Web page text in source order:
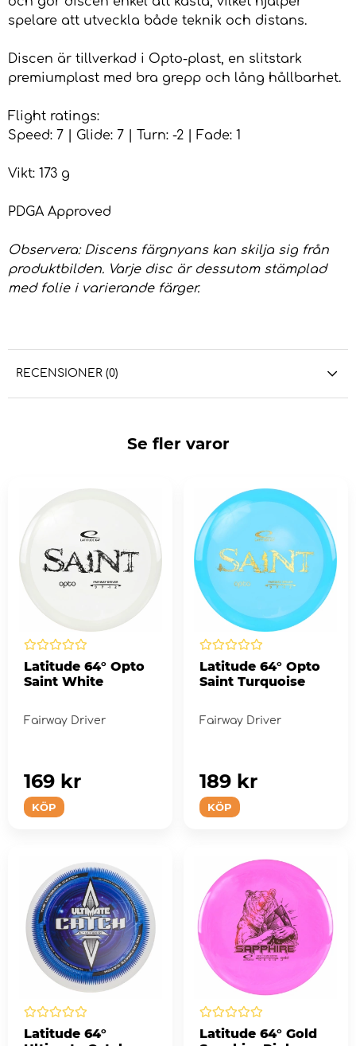
spelare att utveckla både teknik och distans.
Discen är tillverkad i Opto-plast, en slitstark
premiumplast med bra grepp och lång hållbarhet.
Flight ratings:
Speed: 7 | Glide: 7 | Turn: -2 | Fade: 1
Vikt: 173 g
PDGA Approved
Observera: Discens färgnyans kan skilja sig från
produktbilden. Varje disc är dessutom stämplad
med folie i varierande färger.
RECENSIONER (0)
Se fler varor
Latitude 64° Opto
Saint White
Fairway Driver
KÖP
169 kr
Latitude 64° Opto
Saint Turquoise
Fairway Driver
KÖP
189 kr
Latitude 64°
Latitude 64° Gold